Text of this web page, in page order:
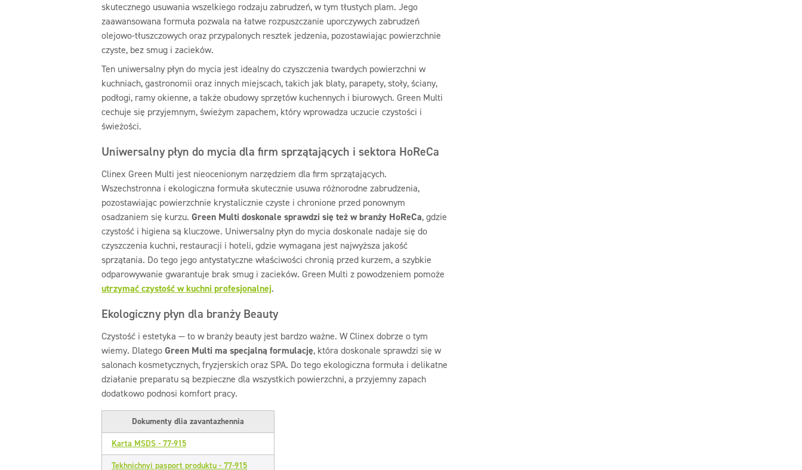
skutecznego usuwania wszelkiego rodzaju zabrudzeń, w tym tłustych plam. Jego
zaawansowana formuła pozwala na łatwe rozpuszczanie uporczywych zabrudzeń
olejowo-tłuszczowych oraz przypalonych resztek jedzenia, pozostawiając powierzchnie
czyste, bez smug i zacieków.
Ten uniwersalny płyn do mycia jest idealny do czyszczenia twardych powierzchni w
kuchniach, gastronomii oraz innych miejscach, takich jak blaty, parapety, stoły, ściany,
podłogi, ramy okienne, a także obudowy sprzętów kuchennych i biurowych. Green Multi
cechuje się przyjemnym, świeżym zapachem, który wprowadza uczucie czystości i
świeżości.
Uniwersalny płyn do mycia dla firm sprzątających i sektora HoReCa
Clinex Green Multi jest nieocenionym narzędziem dla firm sprzątających.
Wszechstronna i ekologiczna formuła skutecznie usuwa różnorodne zabrudzenia,
pozostawiając powierzchnie krystalicznie czyste i chronione przed ponownym
osadzaniem się kurzu. Green Multi doskonale sprawdzi się też w branży HoReCa, gdzie
czystość i higiena są kluczowe. Uniwersalny płyn do mycia doskonale nadaje się do
czyszczenia kuchni, restauracji i hoteli, gdzie wymagana jest najwyższa jakość
sprzątania. Do tego jego antystatyczne właściwości chronią przed kurzem, a szybkie
odparowywanie gwarantuje brak smug i zacieków. Green Multi z powodzeniem pomoże
utrzymać czystość w kuchni profesjonalnej.
Ekologiczny płyn dla branży Beauty
Czystość i estetyka — to w branży beauty jest bardzo ważne. W Clinex dobrze o tym
wiemy. DlategoGreen Multi ma specjalną formulację, która doskonale sprawdzi się w
salonach kosmetycznych, fryzjerskich oraz SPA. Do tego ekologiczna formuła i delikatne
działanie preparatu są bezpieczne dla wszystkich powierzchni, a przyjemny zapach
dodatkowo podnosi komfort pracy.
Dokumenty dlia zavantazhennia
Karta MSDS - 77-915
Tekhnichnyi pasport produktu - 77-915